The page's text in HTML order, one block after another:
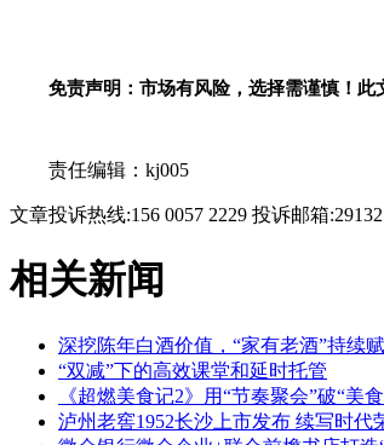
免责声明：市场有风险，选择需谨慎！此
责任编辑：kj005
文章投诉热线:156 0057 2229 投诉邮箱
相关新闻
深挖陈年白酒价值，“家有老酒”持续
“双减”下的高效课堂和延时托管
《超燃美食记2》用“节奏聚会”破“美
泸州老窖1952长沙上市发布 续写时代